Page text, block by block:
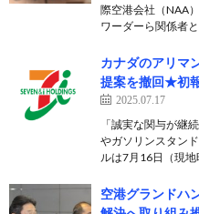
際空港会社（NAA
ワーダーら関係者
カナダのアリマ
提案を撤回★初
2025.07.17
「誠実な関与が継
やガソリンスタン
ルは7月16日（現
空港グランドハ